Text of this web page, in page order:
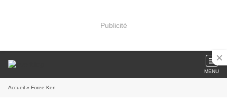
Publicité
MENU
Accueil » Foree Ken